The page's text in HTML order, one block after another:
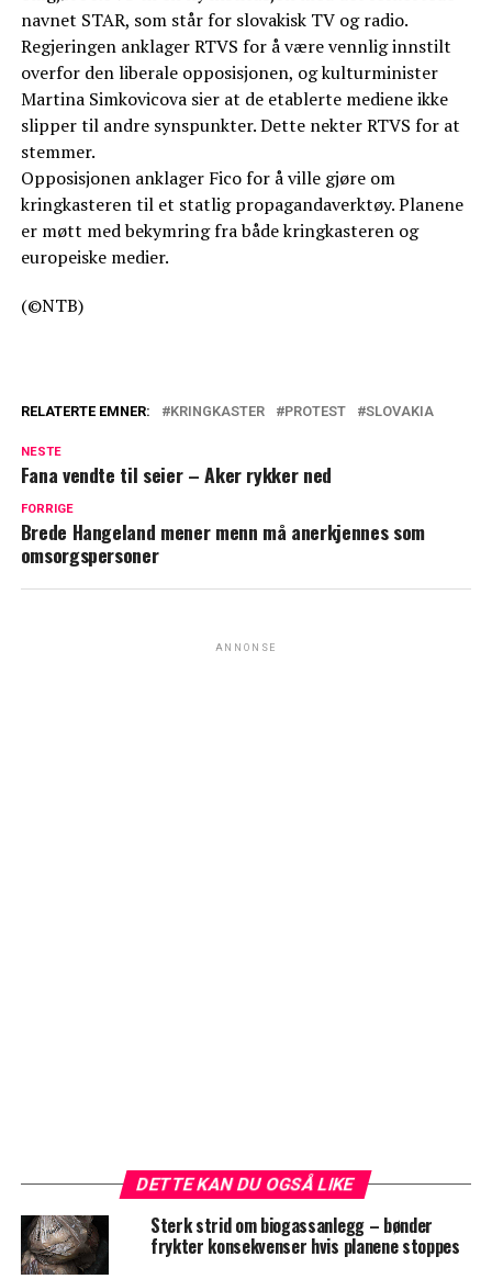
navnet STAR, som står for slovakisk TV og radio.
Regjeringen anklager RTVS for å være vennlig innstilt
overfor den liberale opposisjonen, og kulturminister
Martina Simkovicova sier at de etablerte mediene ikke
slipper til andre synspunkter. Dette nekter RTVS for at
stemmer.
Opposisjonen anklager Fico for å ville gjøre om
kringkasteren til et statlig propagandaverktøy. Planene
er møtt med bekymring fra både kringkasteren og
europeiske medier.
(©NTB)
RELATERTE EMNER: KRINGKASTER PROTEST SLOVAKIA
NESTE
Fana vendte til seier – Aker rykker ned
FORRIGE
Brede Hangeland mener menn må anerkjennes som
omsorgspersoner
ANNONSE
DETTE KAN DU OGSÅ LIKE
Sterk strid om biogassanlegg – bønder
frykter konsekvenser hvis planene stoppes